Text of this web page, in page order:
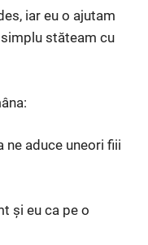
iar eu o ajutam
stăteam cu
aduce uneori fiii
și eu ca pe o